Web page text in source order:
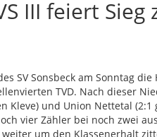
III feiert Sieg
SV Sonsbeck am Sonntag die
TVD. Nach dieser
Kleve) und Union Nettetal (2:1
vier Zähler bei noch zwei
um den Klassenerhalt